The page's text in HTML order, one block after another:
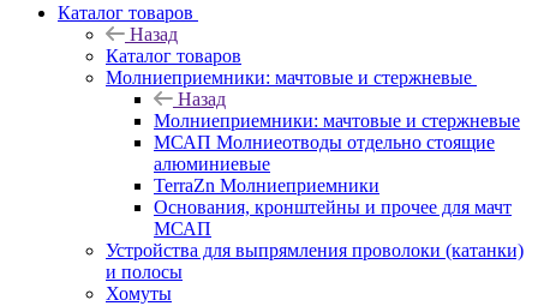
Каталог товаров
Назад
Каталог товаров
Молниеприемники: мачтовые и стержневые
Назад
Молниеприемники: мачтовые и стержневые
МСАП Молниеотводы отдельно стоящие
алюминиевые
TerraZn Молниеприемники
Основания, кронштейны и прочее для мачт
МСАП
Устройства для выпрямления проволоки (катанки)
и полосы
Хомуты